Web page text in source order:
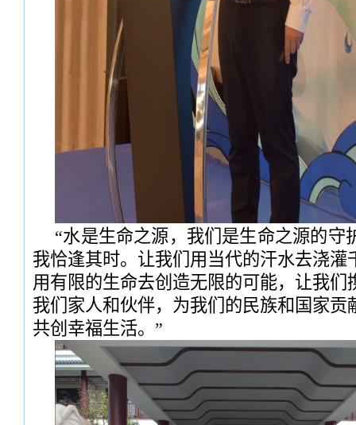
“水是生命之源，我们是生命之源的守
我恰逢其时。让我们用当代的汗水去浇灌
用有限的生命去创造无限的可能，让我们
我们家人和伙伴，为我们的民族和国家贡
共创幸福生活。”